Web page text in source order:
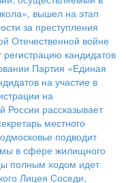
вышел на этап
за преступления
Отечественной войне
кандидатов
Партия «Единая
на участие в
на
России рассказывает
местного
подводит
в сфере жилищного
полным ходом идет
Лицея Соседи,